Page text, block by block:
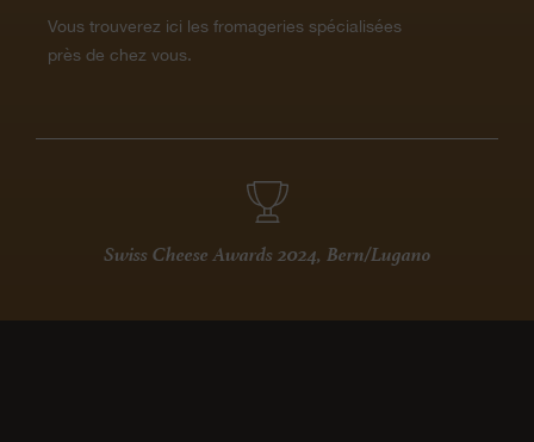
Vous trouverez ici les fromageries spécialisées
près de chez vous.
Swiss Cheese Awards 2024, Bern/Lugano